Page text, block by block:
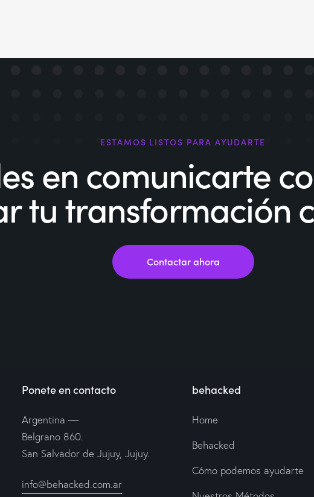
ESTAMOS LISTOS PARA AYUDARTE
en comunicarte
tu transformación
Contactar ahora
Ponete en contacto
Argentina —
Belgrano 860.
San Salvador de Jujuy, Jujuy.
info@behacked.com.ar
behacked
Home
Behacked
Cómo podemos ayudarte